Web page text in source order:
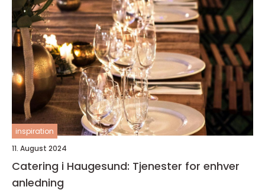
inspiration
11. August 2024
Catering i Haugesund: Tjenester for enhver
anledning